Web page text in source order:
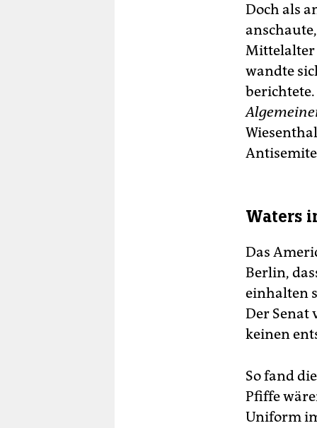
Doch als
Mittelalter
wandte
Waters
Das
Berlin,
einhalten
Der Senat
keinen
So fand
Pfiffe
Uniform